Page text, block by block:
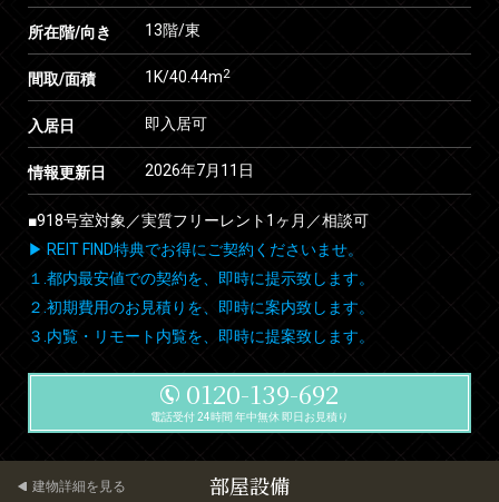
所在階/向き 13階/東
間取/面積 1K/40.44m2
入居日 即入居可
情報更新日 2026年7月11日
■918号室対象／実質フリーレント1ヶ月／相談可
▶ REIT FIND特典でお得にご契約くださいませ。
１.都内最安値での契約を、即時に提示致します。
２.初期費用のお見積りを、即時に案内致します。
３.内覧・リモート内覧を、即時に提案致します。
0120-139-692
電話受付 24時間 年中無休 即日お見積り
部屋設備
建物詳細を見る